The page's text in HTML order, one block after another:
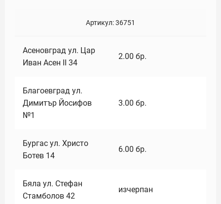
Артикул:36751
Асеновград ул. Цар
Иван Асен II 34
2.00 бр.
Благоевград ул.
Димитър Йосифов
№1
3.00 бр.
Бургас ул. Христо
Ботев 14
6.00 бр.
Бяла ул. Стефан
Стамболов 42
изчерпан